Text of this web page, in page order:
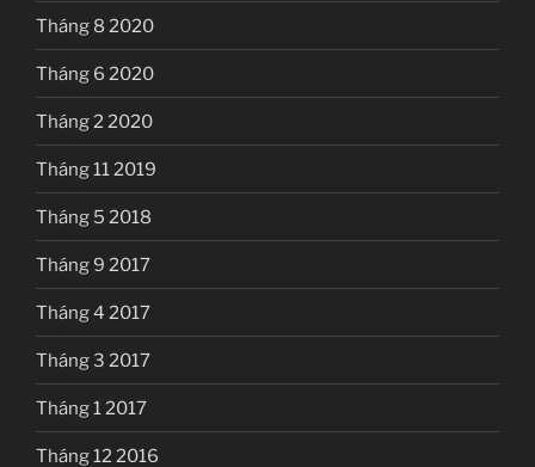
Tháng 8 2020
Tháng 6 2020
Tháng 2 2020
Tháng 11 2019
Tháng 5 2018
Tháng 9 2017
Tháng 4 2017
Tháng 3 2017
Tháng 1 2017
Tháng 12 2016